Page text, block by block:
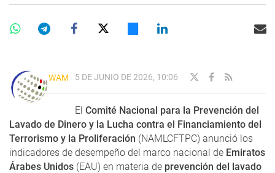
WAM 5 DE JUNIO DE 2026, 10:06
El Comité Nacional para la Prevención del
Lavado de Dinero y la Lucha contra el Financiamiento del
Terrorismo y la Proliferación (NAMLCFTPC) anunció los
indicadores de desempeño del marco nacional de Emiratos
Árabes Unidos (EAU) en materia de prevención del lavado